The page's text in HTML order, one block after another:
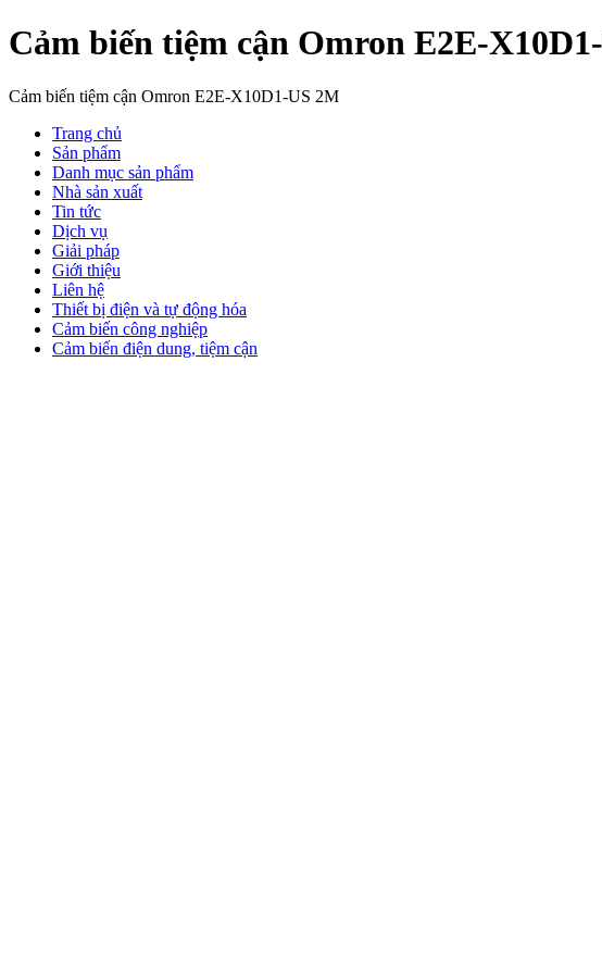
Cảm biến tiệm cận Omron E2E-
Cảm biến tiệm cận Omron E2E-X10D1-US 2M
Trang chủ
Sản phẩm
Danh mục sản phẩm
Nhà sản xuất
Tin tức
Dịch vụ
Giải pháp
Giới thiệu
Liên hệ
Thiết bị điện và tự động hóa
Cảm biến công nghiệp
Cảm biến điện dung, tiệm cận